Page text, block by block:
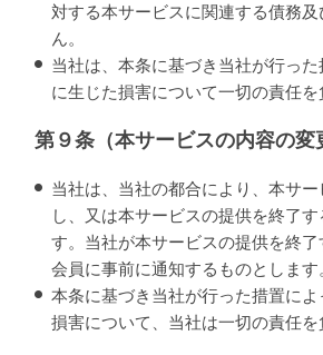
対する本サービスに関連する債務
ん。
当社は、本条に基づき当社が行っ
に生じた損害について一切の責任を
第９条（本サービスの内容の変
当社は、当社の都合により、本サ
し、又は本サービスの提供を終了す
す。当社が本サービスの提供を終
会員に事前に通知するものとします
本条に基づき当社が行った措置に
損害について、当社は一切の責任を